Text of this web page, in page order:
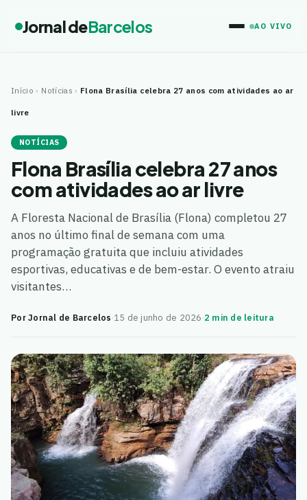
Jornal deBarcelos AO VIVO
Início › Notícias › Flona Brasília celebra 27 anos com atividades ao ar
livre
NOTÍCIAS
Flona Brasília celebra 27 anos
com atividades ao ar livre
A Floresta Nacional de Brasília (Flona) completou 27
anos no último final de semana com uma
programação gratuita que incluiu atividades
esportivas, educativas e de bem-estar. O evento atraiu
visitantes…
Por Jornal de Barcelos·15 de junho de 2026·2 min de leitura